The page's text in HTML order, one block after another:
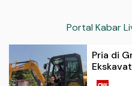
Portal Kabar
Pria di